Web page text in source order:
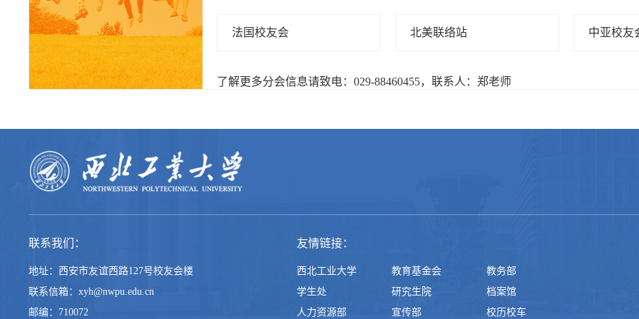
法国校友会 北美联络站 中亚校友
了解更多分会信息请致电：029-88460455，联系人：郑老师
联系我们：
地址：西安市友谊西路127号校友会楼
联系信箱：xyh@nwpu.edu.cn
邮编：710072
友情链接：
西北工业大学 教育基金会
教务部
学生处
研究生院
档案馆
人力资源部
宣传部 校历校车